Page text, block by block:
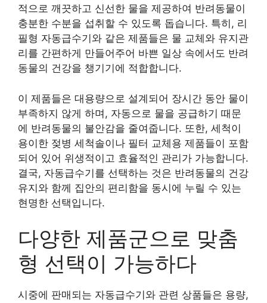
적으로 깨끗하고 신선한 물을 제공하여 반려동물이
충분한 수분을 섭취할 수 있도록 돕습니다. 특히, 리
필형 자동급수기와 같은 제품들은 물 교체와 유지관
리를 간편하게 만들어주어 바쁜 일상 속에서도 반려
동물의 건강을 챙기기에 적합합니다.
이 제품들은 대용량으로 설계되어 장시간 동안 물이
부족하지 않게 하며, 자동으로 물을 공급하기 때문
에 반려동물의 불안감을 줄여줍니다. 또한, 세척이
용이한 젖병 세척솔이나 필터 교체용 제품들이 포함
되어 있어 위생적이고 효율적인 관리가 가능합니다.
결국, 자동급수기를 선택하는 것은 반려동물의 건강
유지와 함께 집안의 편리함을 동시에 누릴 수 있는
현명한 선택입니다.
다양한 제품군으로 맞춤
형 선택이 가능하다
시중에 판매되는 자동급수기와 관련 상품들은 용량,